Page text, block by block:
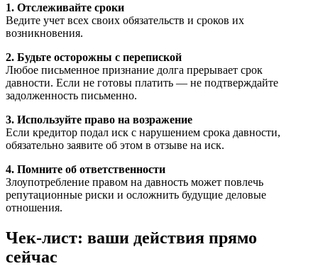
1. Отслеживайте сроки
Ведите учет всех своих обязательств и сроков их
возникновения.
2. Будьте осторожны с перепиской
Любое письменное признание долга прерывает срок
давности. Если не готовы платить — не подтверждайте
задолженность письменно.
3. Используйте право на возражение
Если кредитор подал иск с нарушением срока давности,
обязательно заявите об этом в отзыве на иск.
4. Помните об ответственности
Злоупотребление правом на давность может повлечь
репутационные риски и осложнить будущие деловые
отношения.
Чек-лист: ваши действия прямо
сейчас